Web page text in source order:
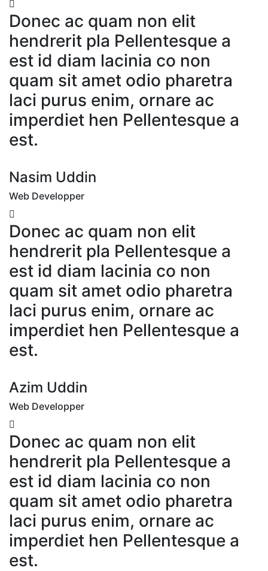
Donec ac quam non elit
hendrerit pla Pellentesque a
est id diam lacinia co non
quam sit amet odio pharetra
laci purus enim, ornare ac
imperdiet hen Pellentesque a
est.
Nasim Uddin
Web Developper
Donec ac quam non elit
hendrerit pla Pellentesque a
est id diam lacinia co non
quam sit amet odio pharetra
laci purus enim, ornare ac
imperdiet hen Pellentesque a
est.
Azim Uddin
Web Developper
Donec ac quam non elit
hendrerit pla Pellentesque a
est id diam lacinia co non
quam sit amet odio pharetra
laci purus enim, ornare ac
imperdiet hen Pellentesque a
est.